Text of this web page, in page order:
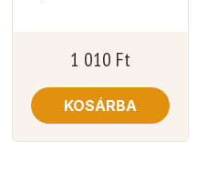
1 010 Ft
KOSÁRBA